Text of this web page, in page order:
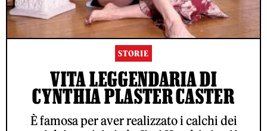
STORIE
VITA LEGGENDARIA DI
CYNTHIA PLASTER CASTER
È famosa per aver realizzato i calchi dei